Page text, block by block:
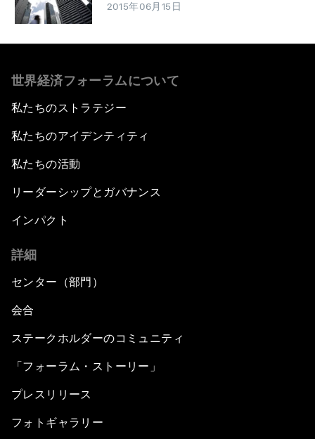
2015年06月15日
世界経済フォーラムについて
私たちのストラテジー
私たちのアイデンティティ
私たちの活動
リーダーシップとガバナンス
インパクト
詳細
センター（部門）
会合
ステークホルダーのコミュニティ
「フォーラム・ストーリー」
プレスリリース
フォトギャラリー